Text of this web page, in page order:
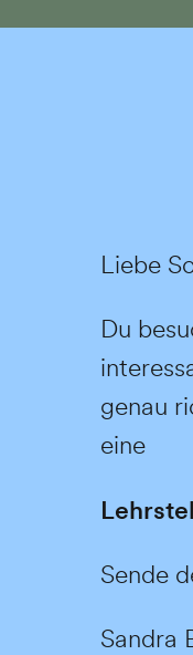
Liebe
Du
genau
eine
Sende
Sandra